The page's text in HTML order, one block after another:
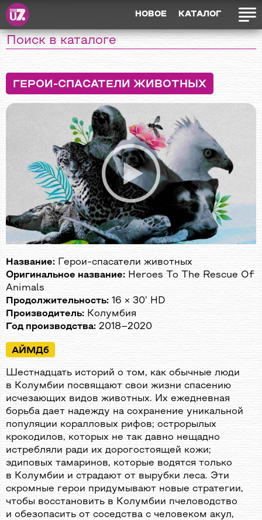
НОВОЕ КАТАЛОГ
ГЕРОИ-СПАСАТЕЛИ ЖИВОТНЫХ
Название: Герои-спасатели животных
Оригинальное название: Heroes To The Rescue Of
Animals
Продолжительность: 16 × 30’ HD
Производитель: Колумбия
Год производства: 2018–2020
АЙМДб
Шестнадцать историй о том, как обычные люди
в Колумбии посвящают свои жизни спасению
исчезающих видов животных. Их ежедневная
борьба дает надежду на сохранение уникальной
популяции коралловых рифов; острорылых
крокодилов, которых не так давно нещадно
истребляли ради их дорогостоящей кожи;
эдиповых тамаринов, которые водятся только
в Колумбии и страдают от вырубки леса. Эти
скромные герои придумывают новые стратегии,
чтобы восстановить в Колумбии пчеловодство
и обезопасить от соседства с человеком акул,